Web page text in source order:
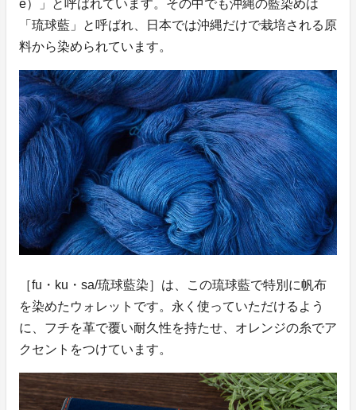
e）」と呼ばれています。その中でも沖縄の藍染めは
「琉球藍」と呼ばれ、日本では沖縄だけで栽培される原
料から染められています。
［fu・ku・sa/琉球藍染］は、この琉球藍で特別に帆布
を染めたウォレットです。永く使っていただけるよう
に、フチを革で覆い耐久性を持たせ、オレンジの糸でア
クセントをつけています。